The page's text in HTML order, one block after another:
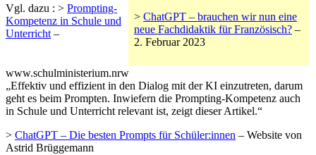
> ChatGPT – brauchen wir nun eine
neue Fachdidaktik für Französisch? –
2. Februar 2023
Vgl. dazu : > Prompting-
Kompetenz in Schule und
Unterricht–
www.schulministerium.nrw
„Effektiv und effizient in den Dialog mit der KI einzutreten, darum
geht es beim Prompten. Inwiefern die Prompting-Kompetenz auch
in Schule und Unterricht relevant ist, zeigt dieser Artikel.“
> ChatGPT – Die besten Prompts für Schüler:innen – Website von
Astrid Brüggemann